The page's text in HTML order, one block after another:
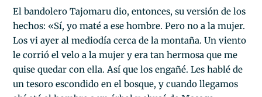
El bandolero Tajomaru dio, entonces, su versión de los
hechos: «Sí, yo maté a ese hombre. Pero no a la mujer.
Los vi ayer al mediodía cerca de la montaña. Un viento
le corrió el velo a la mujer y era tan hermosa que me
quise quedar con ella. Así que los engañé. Les hablé de
un tesoro escondido en el bosque, y cuando llegamos